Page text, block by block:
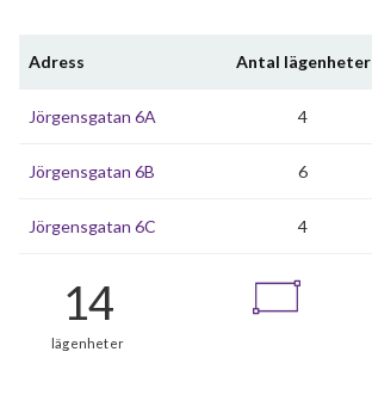
Adress Antal lägenheter
Jörgensgatan 6A 4
Jörgensgatan 6B 6
Jörgensgatan 6C 4